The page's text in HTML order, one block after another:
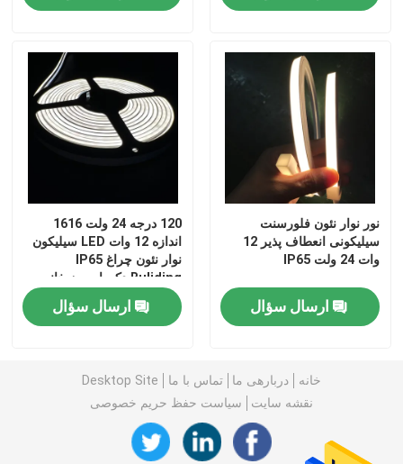
محصولات
فیلم های
نور نوار نئون فلورسنت
سیلیکونی انعطاف پذیر 12
وات 24 ولت IP65
ارسال سؤال
120 درجه 24 ولت 1616
اندازه 12 وات LED سیلیکون
نوار نئون چراغ IP65
Buliding دکوراسیون خانه
ارسال سؤال
خانه دربارهی ما تماس با ما
Desktop Site
نقشه سایت
سیاست حفظ حریم خصوصی